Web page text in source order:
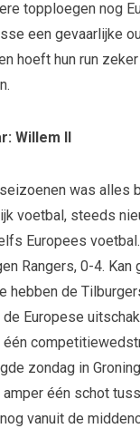
topploegen nog
een gevaarlijke
hoeft hun run
Willem II
was alles
voetbal, steeds
Europees
Rangers, 0-4. Kan
hebben de
Europese
zondag in
één schot
vanuit de